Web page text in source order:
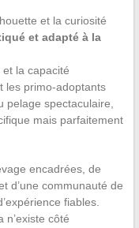
et la curiosité
et adapté à la
et la capacité
les primo-adoptants
pelage spectaculaire,
mais parfaitement
encadrées, de
d’une communauté de
fiables.
n’existe côté